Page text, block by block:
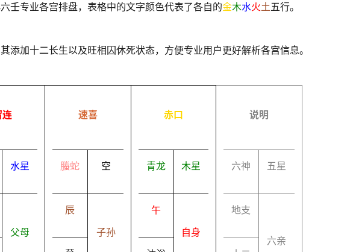
壬专业各宫排盘，表格中的文字颜色代表了各自的金木水火土五行。
添加十二长生以及旺相囚休死状态，方便专业用户更好解析各宫信息。
连
水星
父母
速喜
螣蛇 空
辰
子孙
赤口
青龙 木星
午
自身
说明
六神 五星
地支
六亲